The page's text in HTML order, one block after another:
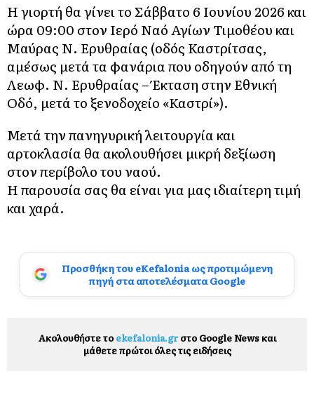
Η γιορτή θα γίνει το Σάββατο 6 Ιουνίου 2026 και
ώρα 09:00 στον Ιερό Ναό Αγίων Τιμοθέου και
Μαύρας Ν. Ερυθραίας (οδός Καστρίτσας,
αμέσως μετά τα φανάρια που οδηγούν από τη
Λεωφ. Ν. Ερυθραίας – Έκταση στην Εθνική
Οδό, μετά το ξενοδοχείο «Καστρί»).
Μετά την πανηγυρική λειτουργία και
αρτοκλασία θα ακολουθήσει μικρή δεξίωση
στον περίβολο του ναού.
Η παρουσία σας θα είναι για μας ιδιαίτερη τιμή
και χαρά.
Προσθήκη του eKefalonia ως προτιμώμενη
πηγή στα αποτελέσματα Google
Ακολουθήστε το ekefalonia.grστο Google News και
μάθετε πρώτοι όλες τις ειδήσεις